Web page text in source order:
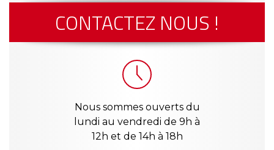
CONTACTEZ NOUS !
Nous sommes ouverts du
lundi au vendredi de 9h à
12h et de 14h à 18h